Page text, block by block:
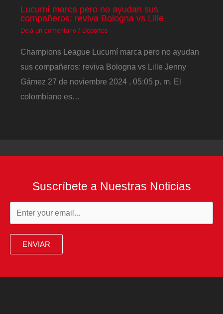
Lucumí marca pero no ayudan sus
compañeros: reviva Bologna vs Lille
Deja un comentario / Deportes
Champions League Lucumí marca pero no ayudan
sus compañeros: reviva Bologna vs Lille Jenny
Gámez 27 de noviembre 2024 , 05:05 p. m. El
colombiano es…
Suscríbete a Nuestras Noticias
ENVIAR